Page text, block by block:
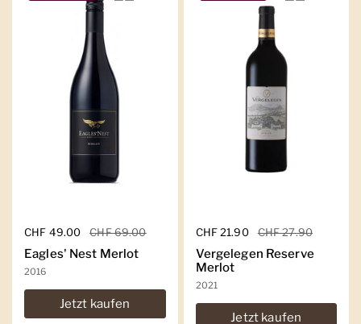
Regulärer Preis
CHF 49.00 Sale-Preis
CHF 69.00
Eagles' Nest Merlot
2016
Jetzt kaufen
Regulärer Preis
CHF 21.90 Sale-Preis
CHF 27.90
Vergelegen Reserve
Merlot
2021
Jetzt kaufen